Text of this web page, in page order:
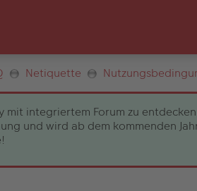
Netiquette
mit integriertem Forum zu
und wird ab dem kommenden